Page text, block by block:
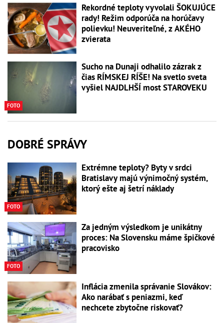
Rekordné teploty vyvolali ŠOKUJÚCE
rady! Režim odporúča na horúčavy
polievku! Neuveriteľné, z AKÉHO
zvierata
FOTO
Sucho na Dunaji odhalilo zázrak z
čias RÍMSKEJ RÍŠE! Na svetlo sveta
vyšiel NAJDLHŠÍ most STAROVEKU
DOBRÉ SPRÁVY
FOTO
Extrémne teploty? Byty v srdci
Bratislavy majú výnimočný systém,
ktorý ešte aj šetrí náklady
FOTO
Za jedným výsledkom je unikátny
proces: Na Slovensku máme špičkové
pracovisko
Inflácia zmenila správanie Slovákov:
Ako narábať s peniazmi, keď
nechcete zbytočne riskovať?